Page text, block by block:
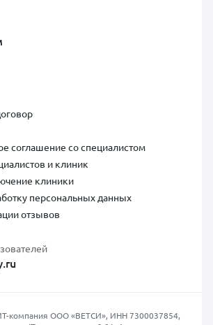
соглашение со специалистом
и клиник
клиники
персональных данных
отзывов
компания ООО «ВЕТСИ», ИНН 7300037854,